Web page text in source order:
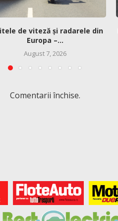
de viteză și radarele din
Europa –...
August 7, 2026
Comentarii închise.